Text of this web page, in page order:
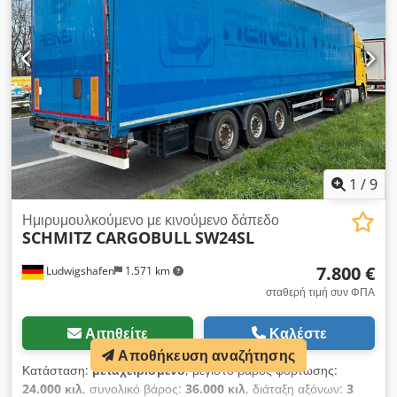
1 /9
Ludwigshafen 1.571 km
Ημιρυμουλκούμενο με κινούμενο δάπεδο
SCHMITZ CARGOBULLSW24SL
7.800 €
σταθερή τιμή συν ΦΠΑ
Αιτηθείτε Καλέστε
Κατάσταση:μεταχειρισμένο, μέγιστο βάρος φόρτωσης:
24.000 κιλ, συνολικό βάρος: 36.000 κιλ, διάταξη αξόνων: 3
Αποθήκευση αναζήτησης